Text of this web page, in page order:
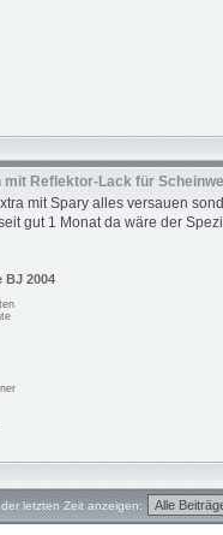
mit Reflektor-Lack für
mit Spary alles versauen
gut 1 Monat da wäre der
BJ 2004
letzten Zeit anzeigen: